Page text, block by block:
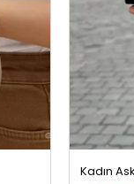
Kadın
249,99